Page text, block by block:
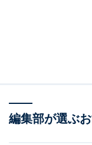
編集部が選ぶ